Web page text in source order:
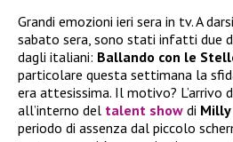
Grandi emozioni ieri sera in tv. A
sabato sera, sono stati infatti due
dagli italiani: Ballando con le
particolare questa settimana la
era attesissima. Il motivo? L’arrivo
all’interno del talent show di Milly
periodo di assenza dal piccolo